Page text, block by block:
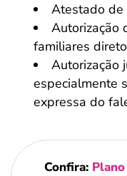
Atestado de
Autorização
familiares
Autorização
especialmente
expressa do
Confira: